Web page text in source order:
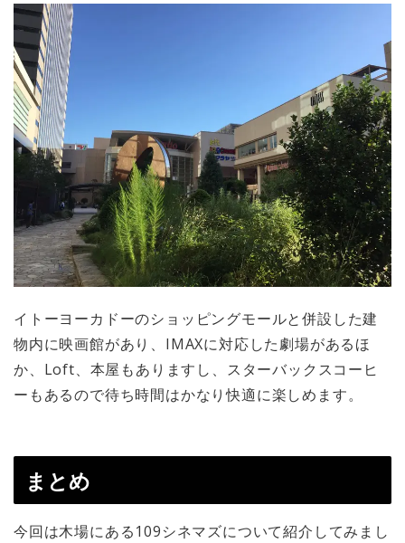
イトーヨーカドーのショッピングモールと併設した建
物内に映画館があり、IMAXに対応した劇場があるほ
か、Loft、本屋もありますし、スターバックスコーヒ
ーもあるので待ち時間はかなり快適に楽しめます。
まとめ
今回は木場にある109シネマズについて紹介してみまし